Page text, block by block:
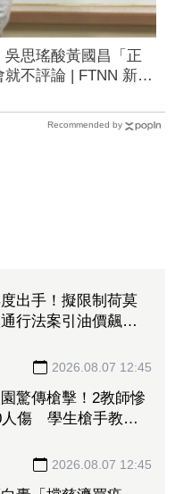
思瑤酸黃國昌「正
不評論 | FTNN 新聞
Recommended by
出手！擬限制荷莫
行法案引油價飆
2026.08.07 12:45
驚傳槍擊！2教師慘
人傷 學生槍手教室
2026.08.07 12:45